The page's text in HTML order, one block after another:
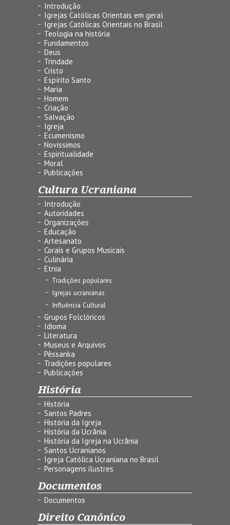
Introdução
Igrejas Católicas Orientais em geral
Igrejas Católicas Orientais no Brasil
Teologia na história
Fundamentos
Deus
Trindade
Cristo
Espírito Santo
Maria
Homem
Criação
Salvação
Igreja
Ecumenismo
Novíssimos
Espiritualidade
Moral
Publicações
Cultura Ucraniana
Introdução
Autoridades
Organizações
Educação
Artesanato
Corais e Grupos Musicais
Culinária
Etnia
Tradições populares
Igrejas ucranianas
Influência Cultural
Grupos Folclóricos
Idioma
Literatura
Museus e Arquivos
Pêssanka
Tradições populares
Publicações
História
História
Santos Padres
História da Igreja
História da Ucrânia
História da Igreja na Ucrânia
Santos Ucranianos
Igreja Católica Ucraniana no Brasil
Personagens ilustres
Documentos
Documentos
Direito Canônico